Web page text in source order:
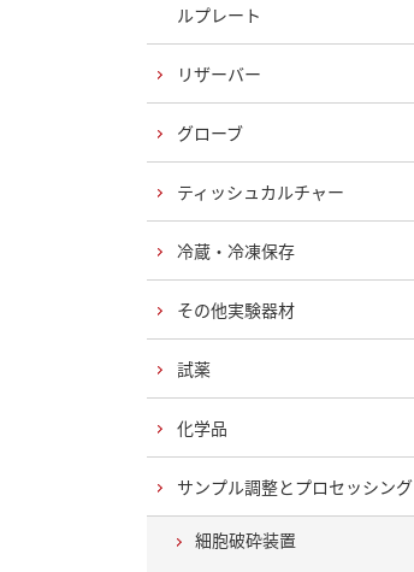
ルプレート
リザーバー
グローブ
ティッシュカルチャー
冷蔵・冷凍保存
その他実験器材
試薬
化学品
サンプル調整とプロセッシング
細胞破砕装置